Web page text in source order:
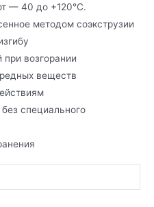
— 40 до +120°С.
методом соэкструзии
возгорании
веществ
специального